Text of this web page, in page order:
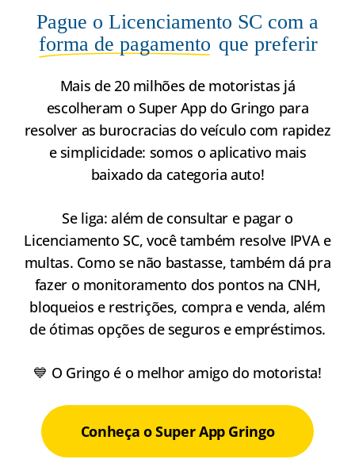
Pague o Licenciamento SC com a
forma de pagamento que preferir
Mais de 20 milhões de motoristas já
escolheram o Super App do Gringo para
resolver as burocracias do veículo com rapidez
e simplicidade: somos o aplicativo mais
baixado da categoria auto!
Se liga: além de consultar e pagar o
Licenciamento SC, você também resolve IPVA e
multas. Como se não bastasse, também dá pra
fazer o monitoramento dos pontos na CNH,
bloqueios e restrições, compra e venda, além
de ótimas opções de seguros e empréstimos.
💙 O Gringo é o melhor amigo do motorista!
Conheça o Super App Gringo